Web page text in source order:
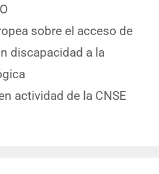
sobre el acceso de
discapacidad a la
actividad de la CNSE